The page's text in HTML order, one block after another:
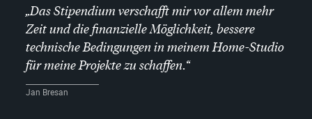
„Das Stipendium verschafft mir vor allem mehr
Zeit und die finanzielle Möglichkeit, bessere
technische Bedingungen in meinem Home-Studio
für meine Projekte zu schaffen.“
Jan Bresan